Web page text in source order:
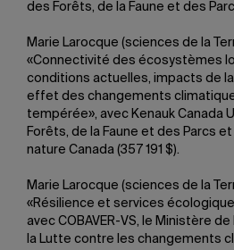
des Forêts, de la Faune et des
Marie Larocque (sciences de la
«Connectivité des écosystèmes
conditions actuelles, impacts de
effet des changements
tempérée», avec Kenauk Canada
Forêts, de la Faune et des Parcs
nature Canada (357 191 $).
Marie Larocque (sciences de la
«Résilience et services
avec COBAVER-VS, le Ministère
la Lutte contre les changements